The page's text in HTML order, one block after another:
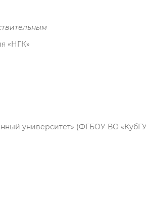
«НГК»
университет» (ФГБОУ ВО